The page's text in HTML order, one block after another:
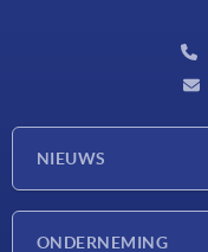
NIEUWS
ONDERNEMING